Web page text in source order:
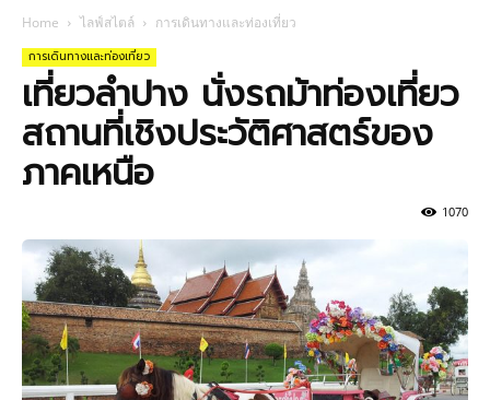
Home ไลฟ์สไตล์ การเดินทางและท่องเที่ยว
การเดินทางและท่องเที่ยว
เที่ยวลำปาง นั่งรถม้าท่องเที่ยว
สถานที่เชิงประวัติศาสตร์ของ
ภาคเหนือ
1070